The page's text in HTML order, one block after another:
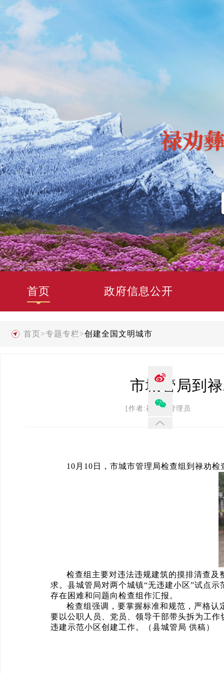
首页 政府信息公开
首页>专题专栏>创建全国文明城市
市城管局到
[作者:禄劝县管理员 发
10月10日，市城市管理局检查组到禄劝
检查组主要对违法违规建筑的摸排清查
求。 县城管局对两个城镇“无违建小区”试点
存在困难和问题向检查组作汇报。
检查组强调，要掌握标准和规范，严格
要以公职人员、党员、领导干部带头拆为工
违建示范小区创建工作。（县城管局 供稿）